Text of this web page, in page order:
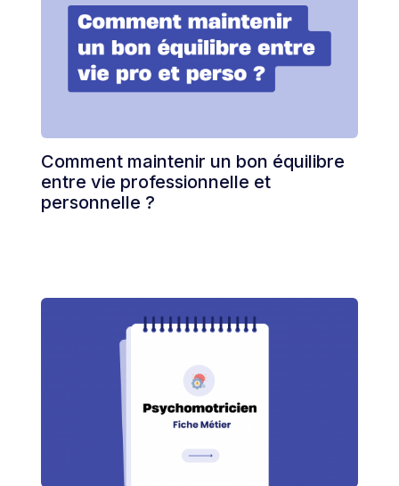
Comment maintenir un bon équilibre
entre vie professionnelle et
personnelle ?